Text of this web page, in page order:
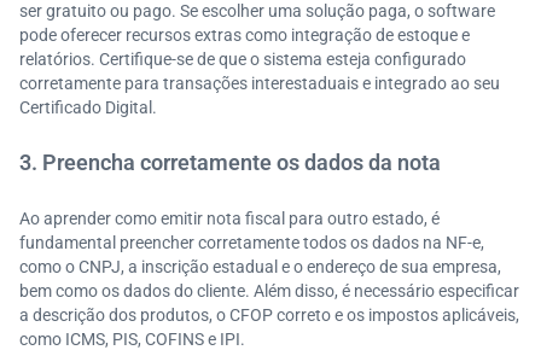
ser gratuito ou pago. Se escolher uma solução paga, o software
pode oferecer recursos extras como integração de estoque e
relatórios. Certifique-se de que o sistema esteja configurado
corretamente para transações interestaduais e integrado ao seu
Certificado Digital.
3. Preencha corretamente os dados da nota
Ao aprender como emitir nota fiscal para outro estado, é
fundamental preencher corretamente todos os dados na NF-e,
como o CNPJ, a inscrição estadual e o endereço de sua empresa,
bem como os dados do cliente. Além disso, é necessário especificar
a descrição dos produtos, o CFOP correto e os impostos aplicáveis,
como ICMS, PIS, COFINS e IPI.